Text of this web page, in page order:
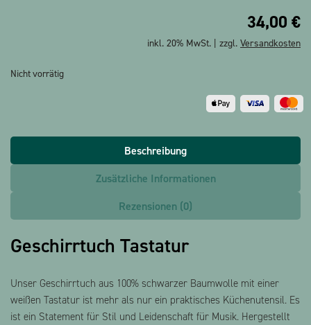
34,00 €
inkl. 20% MwSt. | zzgl. Versandkosten
Nicht vorrätig
Beschreibung
Zusätzliche Informationen
Rezensionen (0)
Geschirrtuch Tastatur
Unser Geschirrtuch aus 100% schwarzer Baumwolle mit einer
weißen Tastatur ist mehr als nur ein praktisches Küchenutensil. Es
ist ein Statement für Stil und Leidenschaft für Musik. Hergestellt